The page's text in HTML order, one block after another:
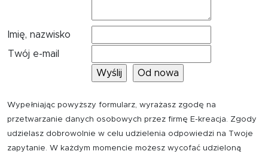
Imię, nazwisko
Twój e-mail
Wypełniając powyższy formularz, wyrażasz zgodę na
przetwarzanie danych osobowych przez firmę E-kreacja. Zgody
udzielasz dobrowolnie w celu udzielenia odpowiedzi na Twoje
zapytanie. W każdym momencie możesz wycofać udzieloną